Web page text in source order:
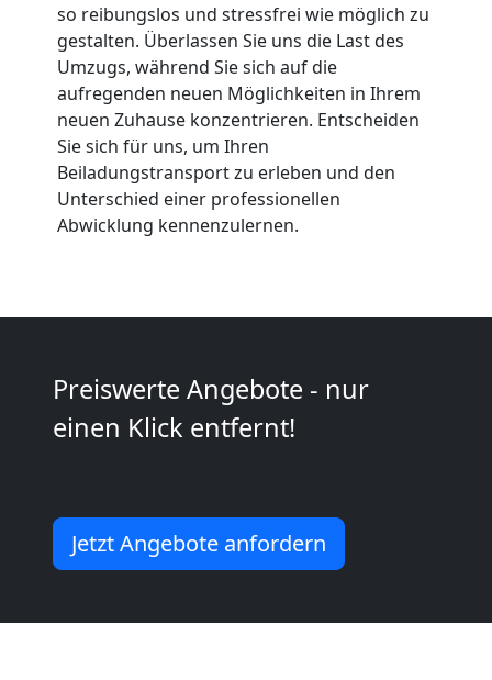
so reibungslos und stressfrei wie möglich zu
gestalten. Überlassen Sie uns die Last des
Umzugs, während Sie sich auf die
aufregenden neuen Möglichkeiten in Ihrem
neuen Zuhause konzentrieren. Entscheiden
Sie sich für uns, um Ihren
Beiladungstransport zu erleben und den
Unterschied einer professionellen
Abwicklung kennenzulernen.
Preiswerte Angebote - nur
einen Klick entfernt!
Jetzt Angebote anfordern
Mann
LKW
Wolfsberg
Wolfsberg
3